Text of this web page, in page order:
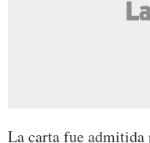
La carta fue admitida